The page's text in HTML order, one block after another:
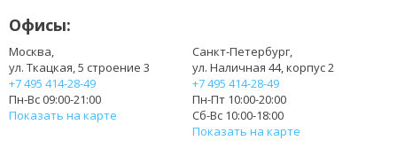
LC.ADT01.004
LC.ADT01.008
LC.T2801.018
PA-1750-02
PA-1900-04
Офисы:
Москва,
ул. Ткацкая, 5 строение 3
+7 495 414-28-49
Пн-Вс 09:00-21:00
Показать на карте
Санкт-Петербург,
ул. Наличная 44, корпус 2
+7 495 414-28-49
Пн-Пт 10:00-20:00
Сб-Вс 10:00-18:00
Показать на карте